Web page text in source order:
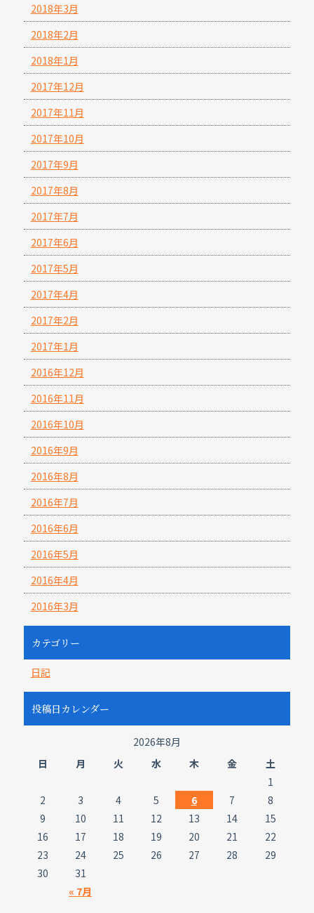
2018年3月
2018年2月
2018年1月
2017年12月
2017年11月
2017年10月
2017年9月
2017年8月
2017年7月
2017年6月
2017年5月
2017年4月
2017年2月
2017年1月
2016年12月
2016年11月
2016年10月
2016年9月
2016年8月
2016年7月
2016年6月
2016年5月
2016年4月
2016年3月
カテゴリー
日記
投稿日カレンダー
2026年8月
日
月 火 水 木 金 土
« 7月
1
2
3 4 5 6 7
8
9
10 11 12 13 14
15
16
17 18 19 20 21
22
23
24 25 26 27 28
29
30
31